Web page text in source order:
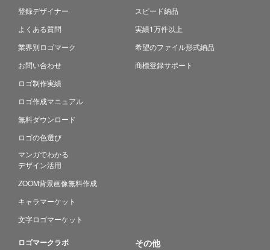
登録デザイナー
よくある質問
業界別ロゴマーク
お問い合わせ
ロゴ制作実績
ロゴ作成マニュアル
無料ダウンロード
ロゴの色選び
マンガでわかる
デザイン活用
ZOOM背景画像無料作成
キャラマーケット
文字ロゴマーケット
スピード納品
実績1万件以上
希望のファイル形式納品
商標登録サポート
ロゴマークラボ その他